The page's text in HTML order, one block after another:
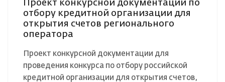
Проект конкурсной документации по
отбору кредитной организации для
открытия счетов регионального
оператора
Проект конкурсной документации для
проведения конкурса по отбору российской
кредитной организации для открытия счетов,